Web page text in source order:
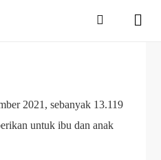
2021, sebanyak 13.119
untuk ibu dan anak